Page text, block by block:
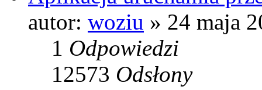
autor: woziu » 24 maja
1 Odpowiedzi
12573 Odsłony